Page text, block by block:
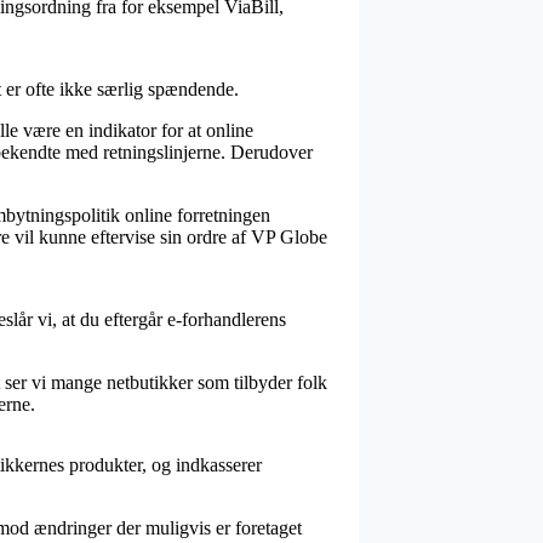
fra for eksempel ViaBill,
er ofte ikke særlig spændende.
være en indikator for at online
med retningslinjerne. Derudover
online forretningen
vil kunne eftervise sin ordre af VP Globe
vi, at du eftergår e-forhandlerens
vi mange netbutikker som tilbyder folk
produkter, og indkasserer
ændringer der muligvis er foretaget